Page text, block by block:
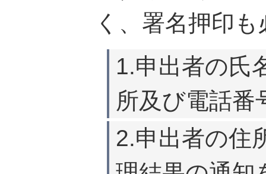
く、署名押印
1.申出者の氏
所及び電話番
2.申出者の住